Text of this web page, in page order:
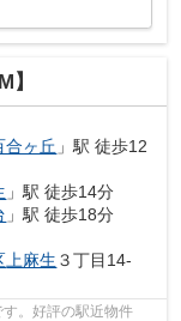
】
合ヶ丘 」駅 徒歩12
」駅 徒歩14分
」駅 徒歩18分
上麻生 ３丁目14-
。好評の駅近物件